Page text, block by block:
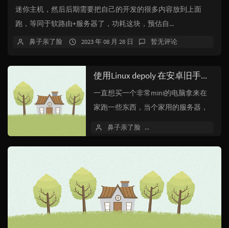
迷你主机，然后后期需要把自己的开发的很多内容放到上面
跑，等同于软路由+服务器了，功耗这块，预估自...
鼻子亲了脸 2023 年 08 月 28 日 暂无评论
使用Linux depoly 在安卓旧手机上安装Centos当服务器使用
一直想买一个非常mini的电脑拿来在
家跑一些东西，当个家用的服务器，
鼻子亲了脸